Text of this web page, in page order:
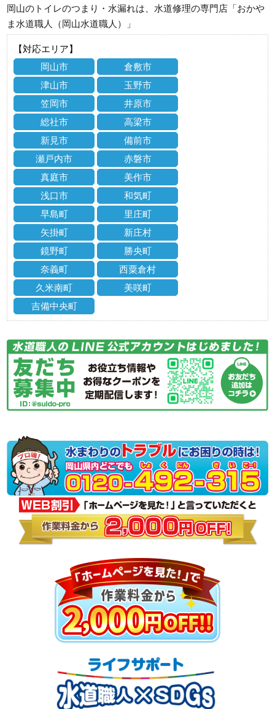
岡山のトイレのつまり・水漏れは、水道修理の専門店「おかや
ま水道職人（岡山水道職人）」
【対応エリア】
岡山市
倉敷市
津山市
玉野市
笠岡市
井原市
総社市
高梁市
新見市
備前市
瀬戸内市
赤磐市
真庭市
美作市
浅口市
和気町
早島町
里庄町
矢掛町
新庄村
鏡野町
勝央町
奈義町
西粟倉村
久米南町
美咲町
吉備中央町